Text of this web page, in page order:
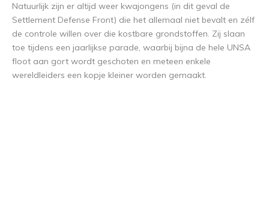
Natuurlijk zijn er altijd weer kwajongens (in dit geval de
Settlement Defense Front) die het allemaal niet bevalt en zélf
de controle willen over die kostbare grondstoffen. Zij slaan
toe tijdens een jaarlijkse parade, waarbij bijna de hele UNSA
floot aan gort wordt geschoten en meteen enkele
wereldleiders een kopje kleiner worden gemaakt.